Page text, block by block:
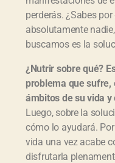
perderás. ¿Sabes
absolutamente
buscamos es la
¿Nutrir sobre qué?
problema que
ámbitos de su vida
Luego, sobre la
cómo lo ayudará.
vida una vez acabe
disfrutarla